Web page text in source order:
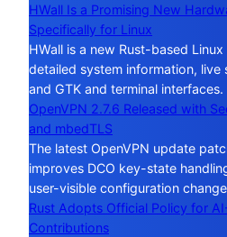
HWall Is a Promising New
Specifically for Linux
HWall is a new Rust-based
detailed system information, live
and GTK and terminal interfaces.
OpenVPN 2.7.6 Released with
and mbedTLS
The latest OpenVPN update
improves DCO key-state
user-visible configuration
Rust Adopts Official Policy for
Contributions